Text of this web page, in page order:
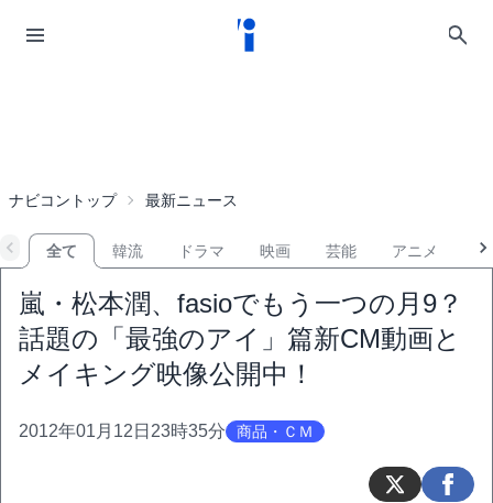
ナビコントップ 最新ニュース
全て 韓流 ドラマ 映画 芸能 アニメ
嵐・松本潤、fasioでもう一つの月9？
話題の「最強のアイ」篇新CM動画と
メイキング映像公開中！
2012年01月12日23時35分 商品・ＣＭ